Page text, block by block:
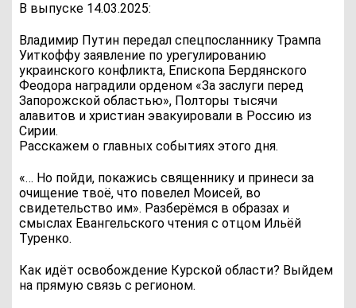
В выпуске 14.03.2025:
Владимир Путин передал спецпосланнику Трампа
Уиткоффу заявление по урегулированию
украинского конфликта, Епископа Бердянского
Феодора наградили орденом «За заслуги перед
Запорожской областью», Полторы тысячи
алавитов и христиан эвакуировали в Россию из
Сирии.
Расскажем о главных событиях этого дня.
«… Но пойди, покажись священнику и принеси за
очищение твоё, что повелел Моисей, во
свидетельство им». Разберёмся в образах и
смыслах Евангельского чтения с отцом Ильёй
Туренко.
Как идёт освобождение Курской области? Выйдем
на прямую связь с регионом.